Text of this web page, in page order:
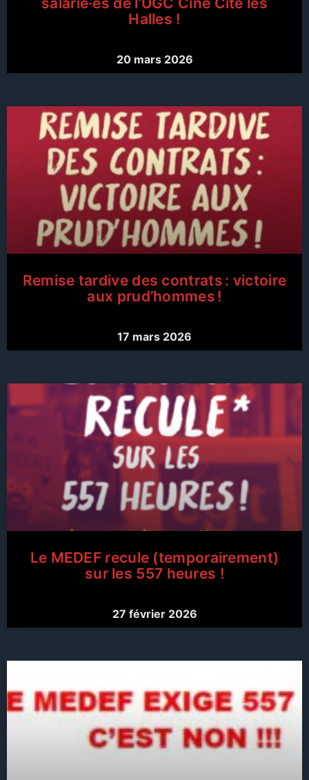
Halles !
20 mars 2026
Remise tardive des contrats : victoire
aux prud’hommes !
17 mars 2026
Le MEDEF recule (temporairement)
sur les 557 heures !
27 février 2026